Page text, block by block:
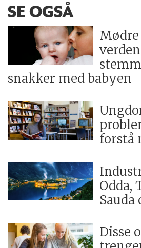
SE OGSÅ
snakker med babyen
forstå
Odda,
Sauda
Disse